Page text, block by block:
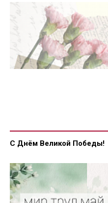
С Днём Великой Победы!